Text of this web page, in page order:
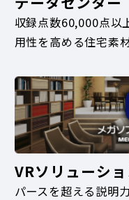
収録点数60,000点以
用性を高める住宅素
VRソリューシ
パースを超える説明